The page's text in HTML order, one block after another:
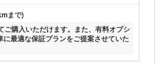
まで)
購入いただけます。また、有料オプシ
最適な保証プランをご提案させていた